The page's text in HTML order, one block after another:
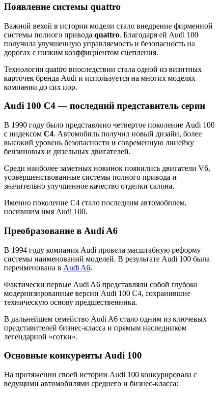
Появление системы quattro
Важной вехой в истории модели стало внедрение фирменной
системы полного привода quattro. Благодаря ей Audi 100
получила улучшенную управляемость и безопасность на
дорогах с низким коэффициентом сцепления.
Технология quattro впоследствии стала одной из визитных
карточек бренда Audi и используется на многих моделях
компании до сих пор.
Audi 100 C4 — последний представитель серии
В 1990 году было представлено четвертое поколение Audi 100
с индексом C4. Автомобиль получил новый дизайн, более
высокий уровень безопасности и современную линейку
бензиновых и дизельных двигателей.
Среди наиболее заметных новинок появились двигатели V6,
усовершенствованные системы полного привода и
значительно улучшенное качество отделки салона.
Именно поколение C4 стало последним автомобилем,
носившим имя Audi 100.
Преобразование в Audi A6
В 1994 году компания Audi провела масштабную реформу
системы наименований моделей. В результате Audi 100 была
переименована в Audi A6.
Фактически первые Audi A6 представляли собой глубоко
модернизированные версии Audi 100 C4, сохранившие
техническую основу предшественника.
В дальнейшем семейство Audi A6 стало одним из ключевых
представителей бизнес-класса и прямым наследником
легендарной «сотки».
Основные конкуренты Audi 100
На протяжении своей истории Audi 100 конкурировала с
ведущими автомобилями среднего и бизнес-класса: